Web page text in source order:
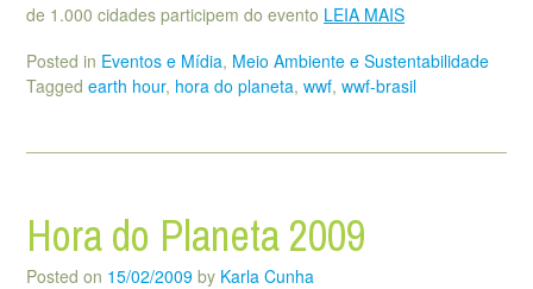
de 1.000 cidades participem do evento LEIA MAIS
Posted in Eventos e Mídia, Meio Ambiente e Sustentabilidade
Tagged earth hour, hora do planeta, wwf, wwf-brasil
Hora do Planeta 2009
Posted on 15/02/2009 by Karla Cunha